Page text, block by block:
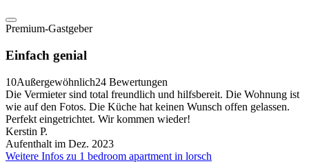
Premium-Gastgeber
Einfach genial
10Außergewöhnlich24 Bewertungen
Die Vermieter sind total freundlich und hilfsbereit. Die Wohnung ist
wie auf den Fotos. Die Küche hat keinen Wunsch offen gelassen.
Perfekt eingetrichtet. Wir kommen wieder!
Kerstin P.
Aufenthalt im Dez. 2023
Weitere Infos zu 1 bedroom apartment in lorsch